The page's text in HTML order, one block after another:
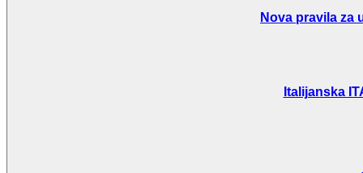
Nova pravila za
Italijanska